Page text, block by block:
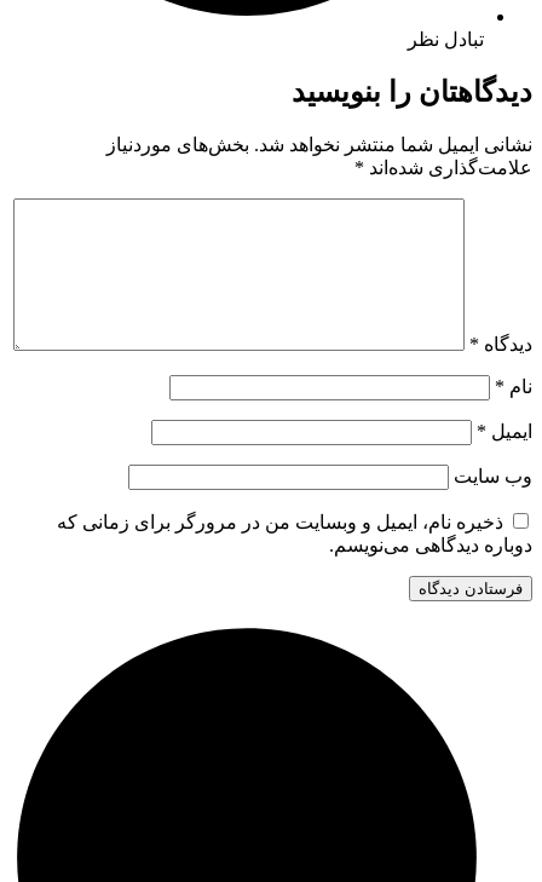
تبادل نظر
دیدگاهتان را بنویسید
نشانی ایمیل شما منتشر نخواهد شد. بخش‌های موردنیاز
علامت‌گذاری شده‌اند *
دیدگاه *
نام *
ایمیل *
وب‌ سایت
ذخیره نام، ایمیل و وبسایت من در مرورگر برای زمانی که
دوباره دیدگاهی می‌نویسم.